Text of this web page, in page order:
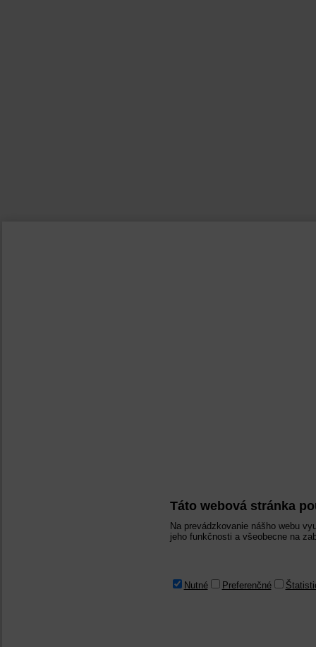
Táto webová stránka
Na prevádzkovanie nášho webu
jeho funkčnosti a všeobecne na
Nutné Preferenčné